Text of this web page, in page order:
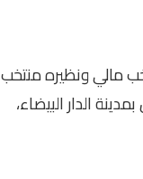
مالي ونظيره منتخب
الدار البيضاء،